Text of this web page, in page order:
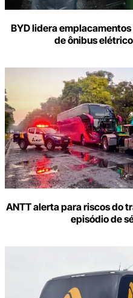
BYD lidera
de ônibus
ANTT alerta para riscos do
episódio de